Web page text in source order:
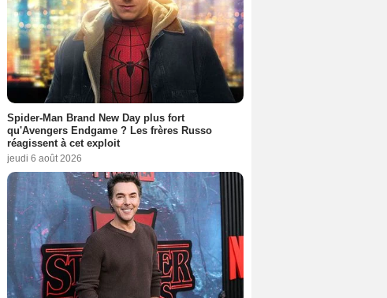
Spider-Man Brand New Day plus fort
qu'Avengers Endgame ? Les frères Russo
réagissent à cet exploit
jeudi 6 août 2026